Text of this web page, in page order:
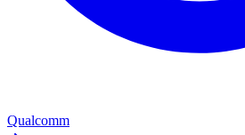
Qualcomm